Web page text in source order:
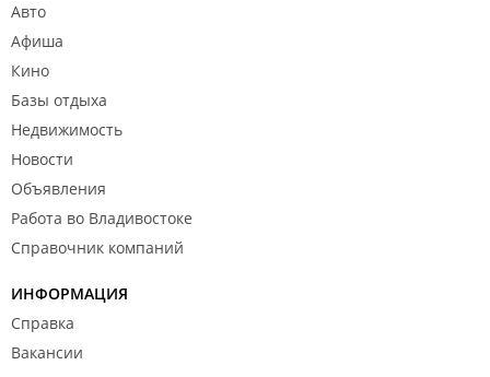
Авто
Афиша
Кино
Базы отдыха
Недвижимость
Новости
Объявления
Работа во Владивостоке
Справочник компаний
ИНФОРМАЦИЯ
Справка
Вакансии